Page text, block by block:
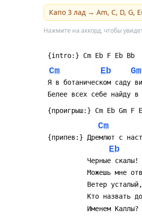
прицепленной новой
его поздними
музыкальные нюансы,
Капо 3 лад → Am, C, D, G,
Нажмите на аккорд, чтобы
Cm Eb Gm
Cm
Eb